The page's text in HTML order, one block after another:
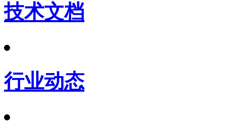
技术文档
行业动态